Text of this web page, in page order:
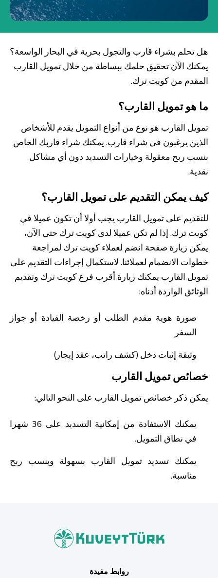
من نحن بوابة التمويل علاقات المستثمرين
مركز رضا العملاء
الفروع وأجهزة الصراف الآلي
رسوم المنتجات والخدمات
Türkçe
English
الفروع وأجهزة الصراف الآلي
رسوم المنتجات والخدمات
Türkçe
English
صناديق الاستثمار
شركات
بطاقة بزنس بلاس
المزايا الضريبية
الائتمان الإيجاري
الحلول الخاصة بالقطاعات
هل تحلم بشراء قارب والتجول بحرية في البحار الواسعة؟
يمكنك الآن تحقيق حلمك ببساطة من خلال تمويل القارب
المقدم من كويت ترك.
ما هو تمويل القارب؟
تمويل القارب هو نوع من أنواع التمويل يقدم للأشخاص
الذين يرغبون في شراء قارب. يمكنك شراء قاربك الخاص
بنسب ربح معقولة وخيارات التسديد دون أي مشاكل
نقدية.
كيف يمكن التقديم على تمويل القارب؟
للتقديم على تمويل القارب يجب أولا أن تكون عميلا في
كويت ترك. إذا لم تكن عميلا لدى كويت ترك حتى الآن،
يمكن زيارة صفحة انضم لعملاء كويت ترك لمراجعة
خطوات الانضمام لعملائنا. لاستكمال إجراءات التقديم على
تمويل القارب يمكنك زيارة أقرب فرع كويت ترك وتقديم
الوثائق الواردة أدناه:
صورة هوية مقدم الطلب أو رخصة القيادة أو جواز
السفر
وثيقة إثبات دخل (كشف راتب، عقد إيجار)
خصائص تمويل القارب
يمكن ذكر خصائص تمويل القارب على النحو التالي:
يمكنك الاستفادة من إمكانية التسديد على 36 شهرا
في نطاق التمويل.
يمكنك تسديد تمويل القارب بسهولة وبنسب ربح
مناسبة.
روابط مفيدة